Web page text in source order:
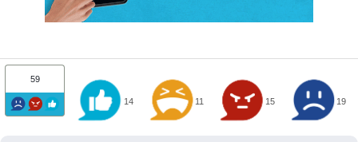
59
14 11 15 19